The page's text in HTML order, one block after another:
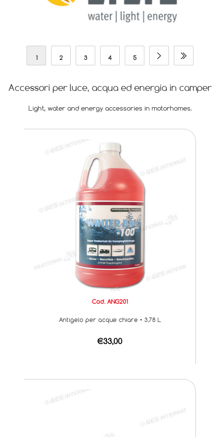
1 2 3 4 5
Accessori per luce, acqua ed energia in camper
Light, water and energy accessories in motorhomes.
Cod. ANG201
Antigelo per acque chiare • 3,78 L
€33,00